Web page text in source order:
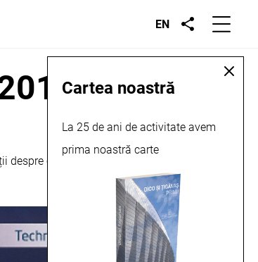
EN
elementele structurale ale clădirii,
Cartea noastră
La 25 de ani de activitate avem
prima noastră carte